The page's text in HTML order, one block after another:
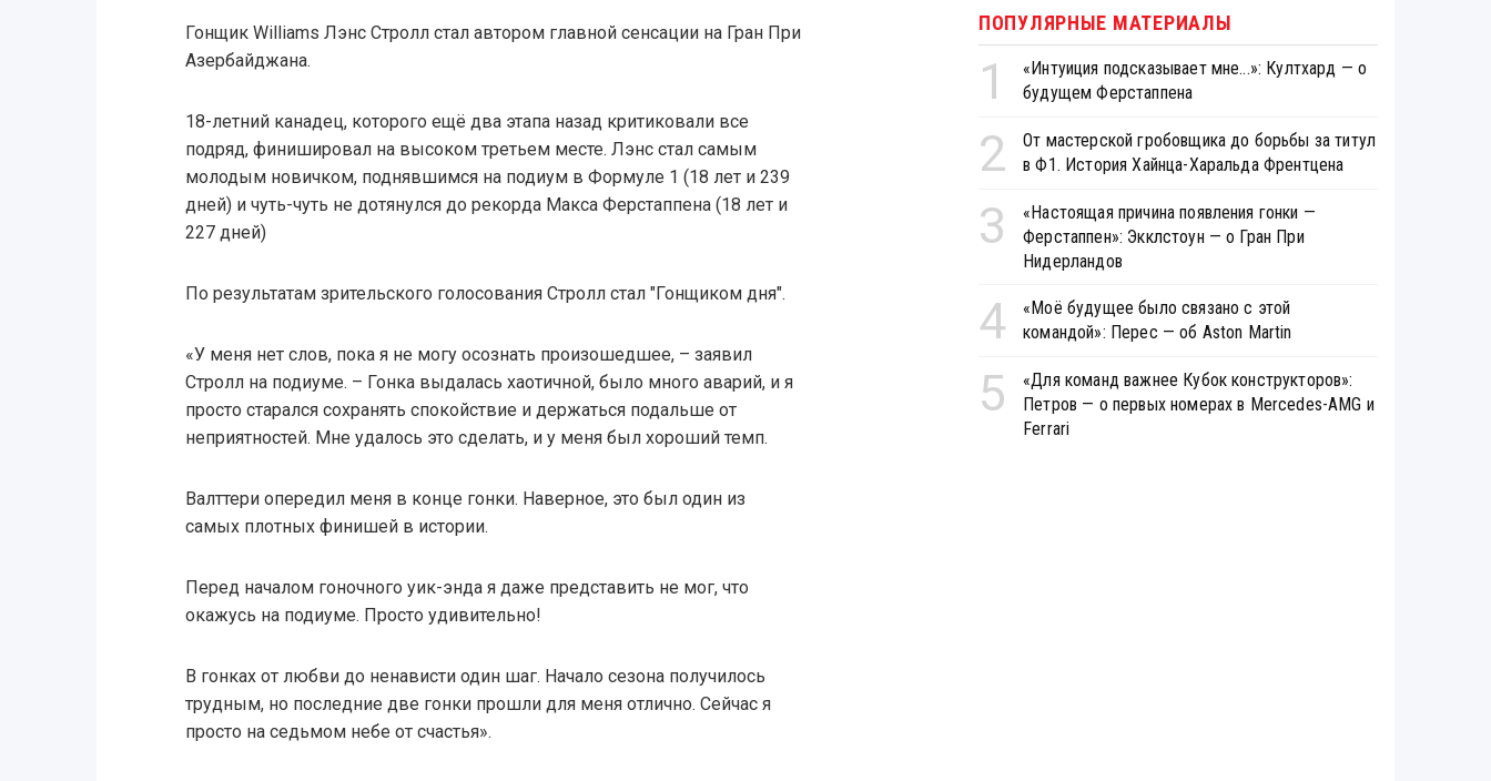
Гонщик Williams Лэнс Стролл стал автором главной сенсации на Гран При
Азербайджана.
18-летний канадец, которого ещё два этапа назад критиковали все
подряд, финишировал на высоком третьем месте. Лэнс стал самым
молодым новичком, поднявшимся на подиум в Формуле 1 (18 лет и 239
дней) и чуть-чуть не дотянулся до рекорда Макса Ферстаппена (18 лет и
227 дней)
По результатам зрительского голосования Стролл стал "Гонщиком дня".
«У меня нет слов, пока я не могу осознать произошедшее, – заявил
Стролл на подиуме. – Гонка выдалась хаотичной, было много аварий, и я
просто старался сохранять спокойствие и держаться подальше от
неприятностей. Мне удалось это сделать, и у меня был хороший темп.
Валттери опередил меня в конце гонки. Наверное, это был один из
самых плотных финишей в истории.
Перед началом гоночного уик-энда я даже представить не мог, что
окажусь на подиуме. Просто удивительно!
В гонках от любви до ненависти один шаг. Начало сезона получилось
трудным, но последние две гонки прошли для меня отлично. Сейчас я
просто на седьмом небе от счастья».
ПОПУЛЯРНЫЕ МАТЕРИАЛЫ
1
«Интуиция подсказывает мне...»: Култхард — о
будущем Ферстаппена
2
От мастерской гробовщика до борьбы за титул
в Ф1. История Хайнца-Харальда Френтцена
3
«Настоящая причина появления гонки —
Ферстаппен»: Экклстоун — о Гран При
Нидерландов
4
«Моё будущее было связано с этой
командой»: Перес — об Aston Martin
5
«Для команд важнее Кубок конструкторов»:
Петров — о первых номерах в Mercedes-AMG и
Ferrari